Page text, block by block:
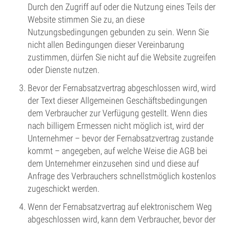
Durch den Zugriff auf oder die Nutzung eines Teils der
Website stimmen Sie zu, an diese
Nutzungsbedingungen gebunden zu sein. Wenn Sie
nicht allen Bedingungen dieser Vereinbarung
zustimmen, dürfen Sie nicht auf die Website zugreifen
oder Dienste nutzen.
Bevor der Fernabsatzvertrag abgeschlossen wird, wird
der Text dieser Allgemeinen Geschäftsbedingungen
dem Verbraucher zur Verfügung gestellt. Wenn dies
nach billigem Ermessen nicht möglich ist, wird der
Unternehmer – bevor der Fernabsatzvertrag zustande
kommt – angegeben, auf welche Weise die AGB bei
dem Unternehmer einzusehen sind und diese auf
Anfrage des Verbrauchers schnellstmöglich kostenlos
zugeschickt werden.
Wenn der Fernabsatzvertrag auf elektronischem Weg
abgeschlossen wird, kann dem Verbraucher, bevor der